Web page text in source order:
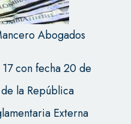
Abogados
con fecha 20 de
la República
Externa